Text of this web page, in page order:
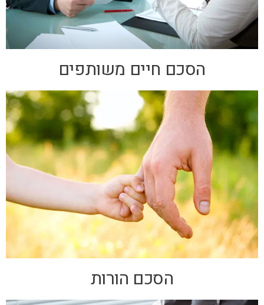
הסכם חיים משותפים
הסכם הורות